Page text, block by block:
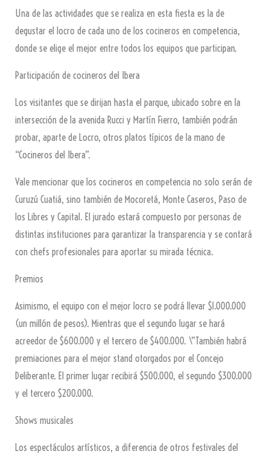
Una de las actividades que se realiza en esta fiesta es la de
degustar el locro de cada uno de los cocineros en competencia,
donde se elige el mejor entre todos los equipos que participan.
Participación de cocineros del Ibera
Los visitantes que se dirijan hasta el parque, ubicado sobre en la
intersección de la avenida Rucci y Martín Fierro, también podrán
probar, aparte de Locro, otros platos típicos de la mano de
“Cocineros del Ibera”.
Vale mencionar que los cocineros en competencia no solo serán de
Curuzú Cuatiá, sino también de Mocoretá, Monte Caseros, Paso de
los Libres y Capital. El jurado estará compuesto por personas de
distintas instituciones para garantizar la transparencia y se contará
con chefs profesionales para aportar su mirada técnica.
Premios
Asimismo, el equipo con el mejor locro se podrá llevar $1.000.000
(un millón de pesos). Mientras que el segundo lugar se hará
acreedor de $600.000 y el tercero de $400.000. \”También habrá
premiaciones para el mejor stand otorgados por el Concejo
Deliberante. El primer lugar recibirá $500.000, el segundo $300.000
y el tercero $200.000.
Shows musicales
Los espectáculos artísticos, a diferencia de otros festivales del